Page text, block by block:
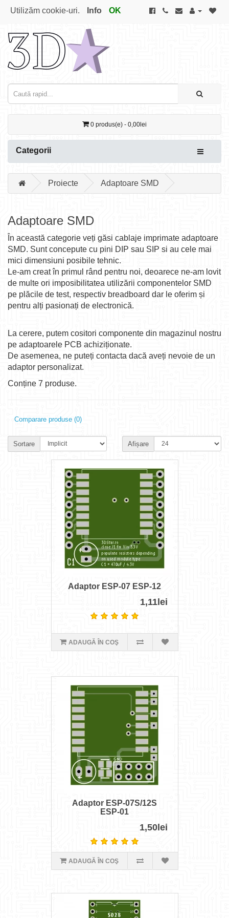
Utilizăm cookie-uri. Info OK
0 produs(e) - 0,00lei
Categorii
Proiecte Adaptoare SMD
Adaptoare SMD
În această categorie veți găsi cablaje imprimate adaptoare
SMD. Sunt concepute cu pini DIP sau SIP si au cele mai
mici dimensiuni posibile tehnic.
Le-am creat în primul rând pentru noi, deoarece ne-am lovit
de multe ori imposibilitatea utilizării componentelor SMD
pe plăcile de test, respectiv breadboard dar le oferim și
pentru alți pasionați de electronică.
La cerere, putem cositori componente din magazinul nostru
pe adaptoarele PCB achiziționate.
De asemenea, ne puteți contacta dacă aveți nevoie de un
adaptor personalizat.
Conține 7 produse.
Comparare produse (0)
Sortare Afișare
Adaptor ESP-07 ESP-12
1,11lei
ADAUGĂ ÎN COŞ
Adaptor ESP-07S/12S
ESP-01
1,50lei
ADAUGĂ ÎN COŞ